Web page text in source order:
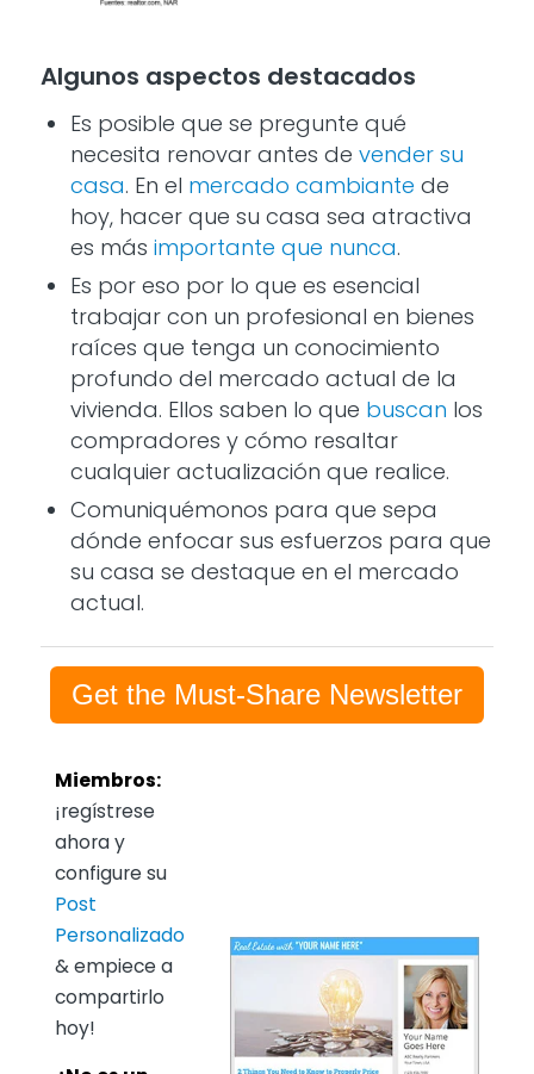
Algunos aspectos destacados
Es posible que se pregunte qué
necesita renovar antes de vender su
casa. En el mercado cambiante de
hoy, hacer que su casa sea atractiva
es más importante que nunca.
Es por eso por lo que es esencial
trabajar con un profesional en bienes
raíces que tenga un conocimiento
profundo del mercado actual de la
vivienda. Ellos saben lo que buscan los
compradores y cómo resaltar
cualquier actualización que realice.
Comuniquémonos para que sepa
dónde enfocar sus esfuerzos para que
su casa se destaque en el mercado
actual.
Get the Must-Share Newsletter
Miembros:
¡regístrese
ahora y
configure su
Post
Personalizado
& empiece a
compartirlo
hoy!